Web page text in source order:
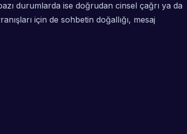
durumlarda ise doğrudan cinsel çağrı ya da
için de sohbetin doğallığı, mesaj